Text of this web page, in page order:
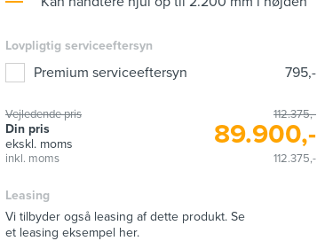
Lovpligtig serviceeftersyn
Premium serviceeftersyn 795,-
Vejledende pris 112.375,-
Din pris
ekskl. moms
89.900,-
inkl. moms 112.375,-
Leasing
Vi tilbyder også leasing af dette produkt. Se
et leasing eksempel her.